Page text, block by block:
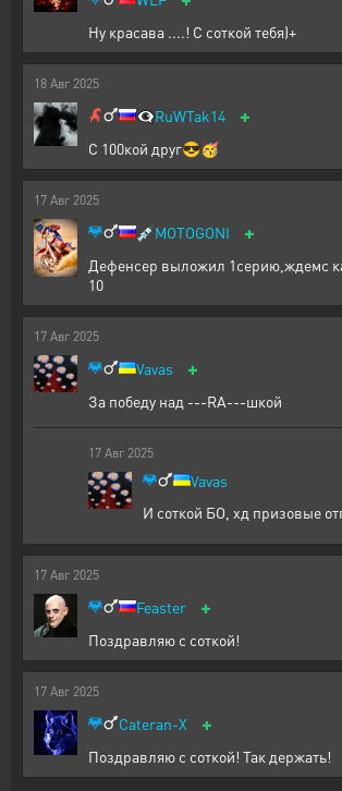
Ну красава ....! С соткой тебя)+
18 Авг 2025
👁️‍🗨️RuWTak14 +
С 100кой друг😎🥳
17 Авг 2025
💉MOTOGONI +
Дефенсер выложил 1серию,ждемс
10
17 Авг 2025
Vavas +
За победу над ---RA---шкой
17 Авг 2025
Vavas
И соткой БО, хд призовые
17 Авг 2025
Feaster +
Поздравляю с соткой!
17 Авг 2025
Cateran-X +
Поздравляю с соткой! Так держать!